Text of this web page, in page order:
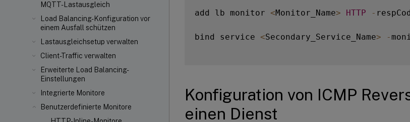
MQTT-Lastausgleich
Load Balancing-Konfiguration vor
einem Ausfall schützen
Lastausgleichsetup verwalten
Client-Traffic verwalten
Erweiterte Load Balancing-
Einstellungen
Integrierte Monitore
Benutzerdefinierte Monitore
add lb monitor <Monitor_Name> HTTP -
bind service <Secondary_Service_Name> -
Konfiguration von ICMP
einen Dienst